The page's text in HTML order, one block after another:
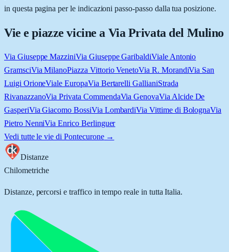
in questa pagina per le indicazioni passo-passo dalla tua posizione.
Vie e piazze vicine a Via Privata del Mulino
Via Giuseppe MazziniVia Giuseppe GaribaldiViale Antonio
GramsciVia MilanoPiazza Vittorio VenetoVia R. MorandiVia San
Luigi OrioneViale EuropaVia Bertarelli GallianiStrada
RivanazzanoVia Privata CommendaVia GenovaVia Alcide De
GasperiVia Giacomo BossiVia LombardiVia Vittime di BolognaVia
Pietro NenniVia Enrico Berlinguer
Vedi tutte le vie di Pontecurone→
Distanze
Chilometriche
Distanze, percorsi e traffico in tempo reale in tutta Italia.